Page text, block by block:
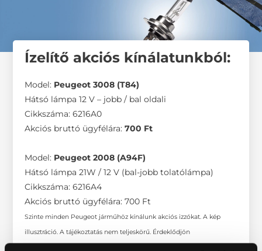
Ízelítő akciós kínálatunkból:
Model: Peugeot 3008 (T84)
Hátsó lámpa 12 V – jobb / bal oldali
Cikkszáma: 6216A0
Akciós bruttó ügyfélára:700 Ft
Model: Peugeot 2008 (A94F)
Hátsó lámpa 21W / 12 V (bal-jobb tolatólámpa)
Cikkszáma: 6216A4
Akciós bruttó ügyfélára: 700 Ft
Szinte minden Peugeot járműhöz kínálunk akciós izzókat. A kép
illusztráció. A tájékoztatás nem teljeskörű. Érdeklődjön